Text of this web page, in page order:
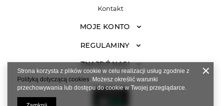
Kontakt
MOJE KONTO
REGULAMINY
ZNAJDŹ NAS!
Strona korzysta z plików cookie w celu realizacji usług zgodnie z
Polityką dotyczącą cookies. Możesz określić warunki
przechowywania lub dostępu do cookie w Twojej przeglądarce.